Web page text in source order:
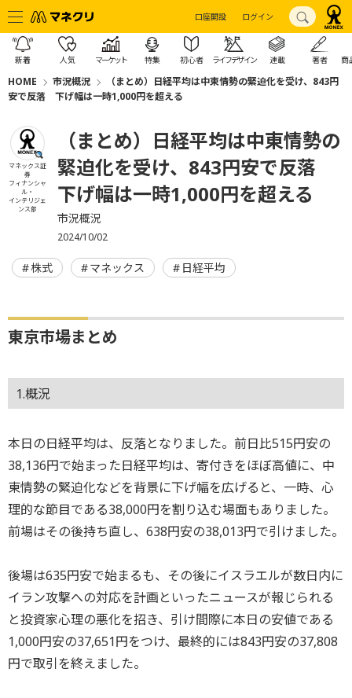
口座開設 ログイン
新着 人気 マーケット 特集 初心者 ライフデザイン 連載 著者 商
HOME 市況概況
（まとめ）日経平均は中東情勢の緊迫化を受け、843円
安で反落 下げ幅は一時1,000円を超える
マネックス証
券
フィナンシャ
ル・
インテリジェ
ンス部
（まとめ）日経平均は中東情勢の
緊迫化を受け、843円安で反落
下げ幅は一時1,000円を超える
市況概況
2024/10/02
株式 マネックス 日経平均
東京市場まとめ
1.概況
本日の日経平均は、反落となりました。前日比515円安の
38,136円で始まった日経平均は、寄付きをほぼ高値に、中
東情勢の緊迫化などを背景に下げ幅を広げると、一時、心
理的な節目である38,000円を割り込む場面もありました。
前場はその後持ち直し、638円安の38,013円で引けました。
後場は635円安で始まるも、その後にイスラエルが数日内に
イラン攻撃への対応を計画といったニュースが報じられる
と投資家心理の悪化を招き、引け間際に本日の安値である
1,000円安の37,651円をつけ、最終的には843円安の37,808
円で取引を終えました。